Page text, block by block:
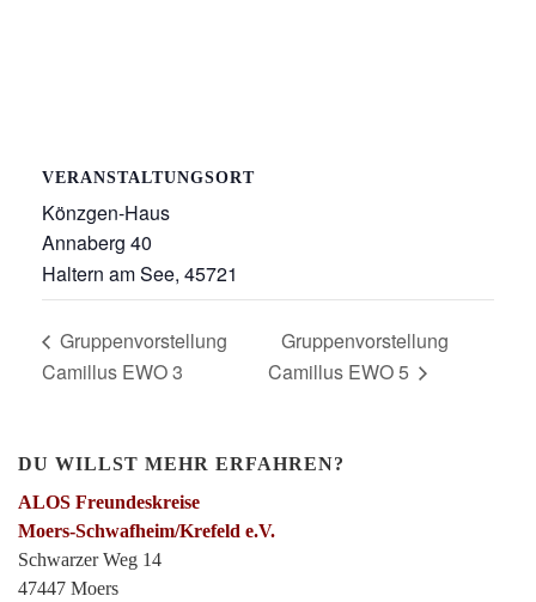
VERANSTALTUNGSORT
Könzgen-Haus
Annaberg 40
Haltern am See, 45721
Gruppenvorstellung
Camillus EWO 3
Gruppenvorstellung
Camillus EWO 5
DU WILLST MEHR ERFAHREN?
ALOS Freundeskreise
Moers-Schwafheim/Krefeld e.V.
Schwarzer Weg 14
47447 Moers